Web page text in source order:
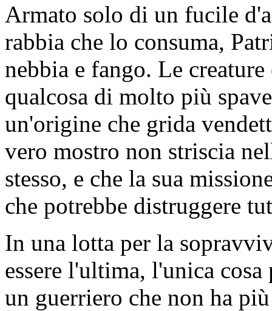
Armato solo di un fucile
rabbia che lo consuma,
nebbia e fango. Le
qualcosa di molto più
un'origine che grida
vero mostro non striscia
stesso, e che la sua
che potrebbe distruggere
In una lotta per la
essere l'ultima, l'unica
un guerriero che non ha